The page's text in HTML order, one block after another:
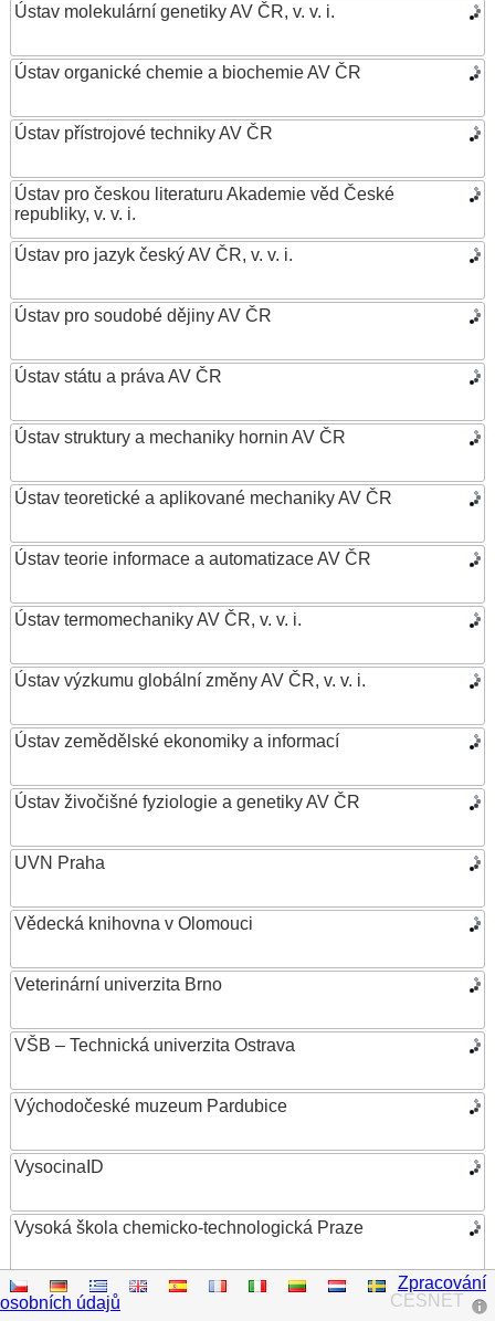
Ústav molekulární genetiky AV ČR, v. v. i.
Ústav organické chemie a biochemie AV ČR
Ústav přístrojové techniky AV ČR
Ústav pro českou literaturu Akademie věd České
republiky, v. v. i.
Ústav pro jazyk český AV ČR, v. v. i.
Ústav pro soudobé dějiny AV ČR
Ústav státu a práva AV ČR
Ústav struktury a mechaniky hornin AV ČR
Ústav teoretické a aplikované mechaniky AV ČR
Ústav teorie informace a automatizace AV ČR
Ústav termomechaniky AV ČR, v. v. i.
Ústav výzkumu globální změny AV ČR, v. v. i.
Ústav zemědělské ekonomiky a informací
Ústav živočišné fyziologie a genetiky AV ČR
UVN Praha
Vědecká knihovna v Olomouci
Veterinární univerzita Brno
VŠB – Technická univerzita Ostrava
Východočeské muzeum Pardubice
VysocinaID
Vysoká škola chemicko-technologická Praze
Vysoká škola ekonomická v Praze
CESNET
Zpracování
osobních údajů